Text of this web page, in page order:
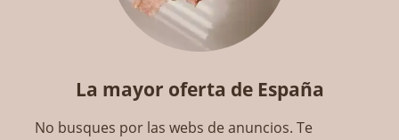
La mayor oferta de España
No busques por las webs de anuncios. Te